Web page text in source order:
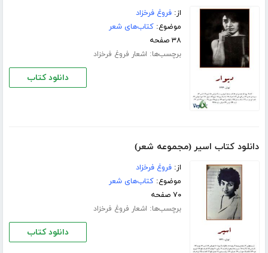
از:فروغ فرخزاد
موضوع:کتاب‌های شعر
۳۸ صفحه
برچسب‌ها: اشعار فروغ فرخزاد
دانلود کتاب
دانلود کتاب اسیر (مجموعه شعر)
از:فروغ فرخزاد
موضوع:کتاب‌های شعر
۷۰ صفحه
برچسب‌ها: اشعار فروغ فرخزاد
دانلود کتاب